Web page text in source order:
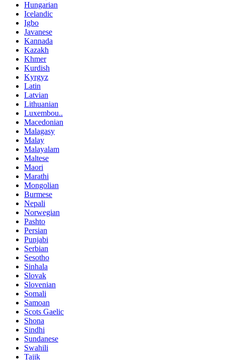
Hungarian
Icelandic
Igbo
Javanese
Kannada
Kazakh
Khmer
Kurdish
Kyrgyz
Latin
Latvian
Lithuanian
Luxembou..
Macedonian
Malagasy
Malay
Malayalam
Maltese
Maori
Marathi
Mongolian
Burmese
Nepali
Norwegian
Pashto
Persian
Punjabi
Serbian
Sesotho
Sinhala
Slovak
Slovenian
Somali
Samoan
Scots Gaelic
Shona
Sindhi
Sundanese
Swahili
Tajik